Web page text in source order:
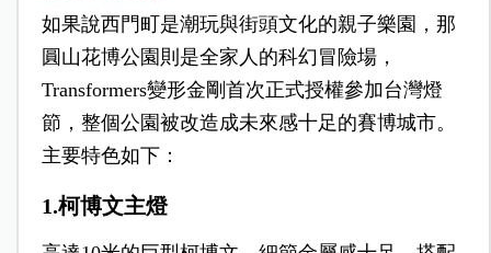
如果說西門町是潮玩與街頭文化的親子樂園，那
圓山花博公園則是全家人的科幻冒險場，
Transformers變形金剛首次正式授權參加台灣燈
節，整個公園被改造成未來感十足的賽博城市。
主要特色如下：
1.柯博文主燈